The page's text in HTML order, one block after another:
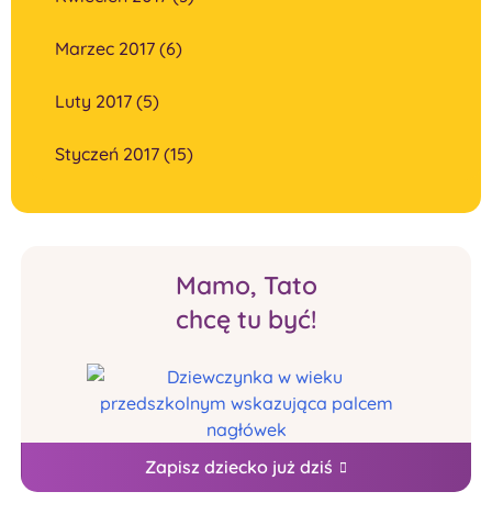
Marzec 2017 (6)
Luty 2017 (5)
Styczeń 2017 (15)
Mamo, Tato
chcę tu być!
Zapisz dziecko już dziś